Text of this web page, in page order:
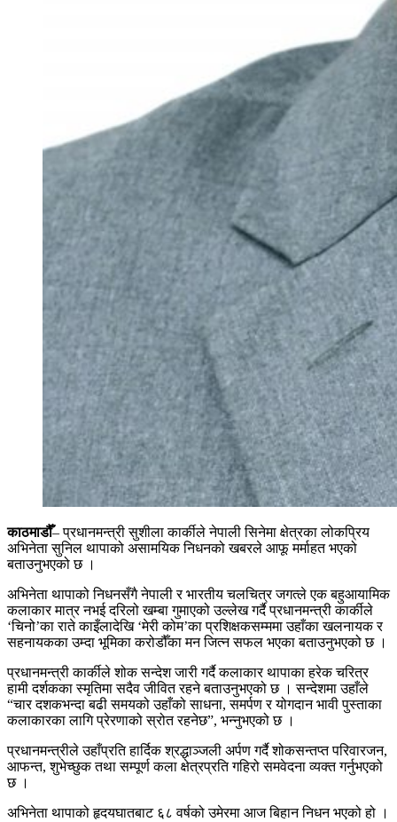
काठमाडौँ– प्रधानमन्त्री सुशीला कार्कीले नेपाली सिनेमा क्षेत्रका लोकप्रिय
अभिनेता सुनिल थापाको असामयिक निधनको खबरले आफू मर्माहत भएको
बताउनुभएको छ ।
अभिनेता थापाको निधनसँगै नेपाली र भारतीय चलचित्र जगत्ले एक बहुआयामिक
कलाकार मात्र नभई दरिलो खम्बा गुमाएको उल्लेख गर्दै प्रधानमन्त्री कार्कीले
‘चिनो’का राते काइँलादेखि ‘मेरी कोम’का प्रशिक्षकसम्ममा उहाँका खलनायक र
सहनायकका उम्दा भूमिका करोडौँका मन जित्न सफल भएका बताउनुभएको छ ।
प्रधानमन्त्री कार्कीले शोक सन्देश जारी गर्दै कलाकार थापाका हरेक चरित्र
हामी दर्शकका स्मृतिमा सदैव जीवित रहने बताउनुभएको छ । सन्देशमा उहाँले
“चार दशकभन्दा बढी समयको उहाँको साधना, समर्पण र योगदान भावी पुस्ताका
कलाकारका लागि प्रेरणाको स्रोत रहनेछ”, भन्नुभएको छ ।
प्रधानमन्त्रीले उहाँप्रति हार्दिक श्रद्धाञ्जली अर्पण गर्दै शोकसन्तप्त परिवारजन,
आफन्त, शुभेच्छुक तथा सम्पूर्ण कला क्षेत्रप्रति गहिरो समवेदना व्यक्त गर्नुभएको
छ ।
अभिनेता थापाको हृदयघातबाट ६८ वर्षको उमेरमा आज बिहान निधन भएको हो ।